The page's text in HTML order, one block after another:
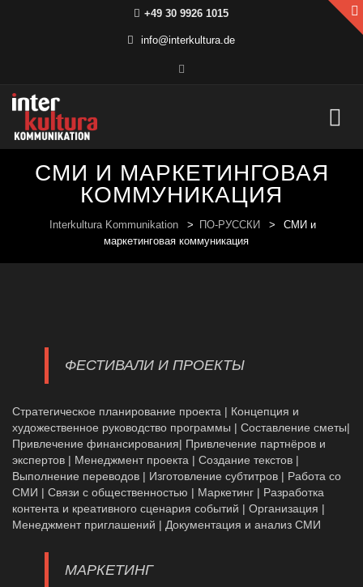
+49 30 9926 1015
info@interkultura.de
СМИ И МАРКЕТИНГОВАЯ
КОММУНИКАЦИЯ
Interkultura Kommunikation > ПО-РУССКИ >
СМИ и
маркетинговая коммуникация
ФЕСТИВАЛИ И ПРОЕКТЫ
Стратегическое планирование проекта | Концепция и
художественное руководство программы | Составление сметы|
Привлечение финансирования| Привлечение партнёров и
экспертов | Менеджмент проекта | Создание текстов |
Выполнение переводов | Изготовление субтитров | Работа со
СМИ | Связи с общественностью | Маркетинг | Разработка
контента и креативного сценария событий | Организация |
Менеджмент приглашений | Документация и анализ СМИ
МАРКЕТИНГ